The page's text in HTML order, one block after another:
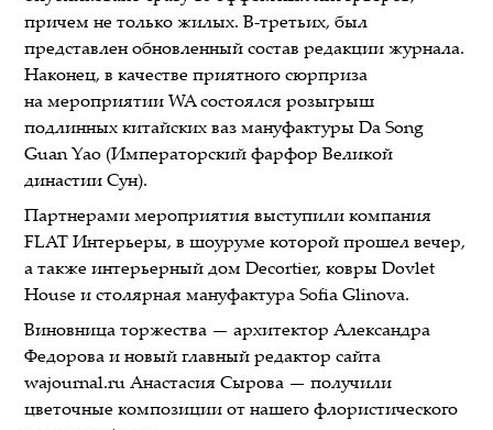
причем не только жилых. В-третьих, был
представлен обновленный состав редакции журнала.
Наконец, в качестве приятного сюрприза
на мероприятии WA состоялся розыгрыш
подлинных китайских ваз мануфактуры Da Song
Guan Yao (Императорский фарфор Великой
династии Сун).
Партнерами мероприятия выступили компания
FLAT Интерьеры, в шоуруме которой прошел вечер,
а также интерьерный дом Decortier, ковры Dovlet
House и столярная мануфактура Sofia Glinova.
Виновница торжества — архитектор Александра
Федорова и новый главный редактор сайта
wajournal.ru Анастасия Сырова — получили
цветочные композиции от нашего флористического